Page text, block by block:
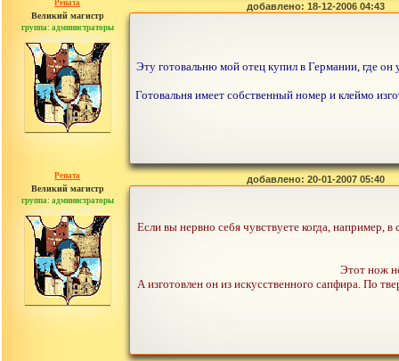
Рената
Великий магистр
группа: администраторы
сообщений: 30442
добавлено: 18-12-2006 04:43
Эту готовальню мой отец купил в Германии, где он
Готовальня имеет собственный номер и клеймо
Рената
Великий магистр
группа: администраторы
сообщений: 30442
добавлено: 20-01-2007 05:40
Если вы нервно себя чувствуете когда, например,
Этот нож
А изготовлен он из искусственного сапфира. По